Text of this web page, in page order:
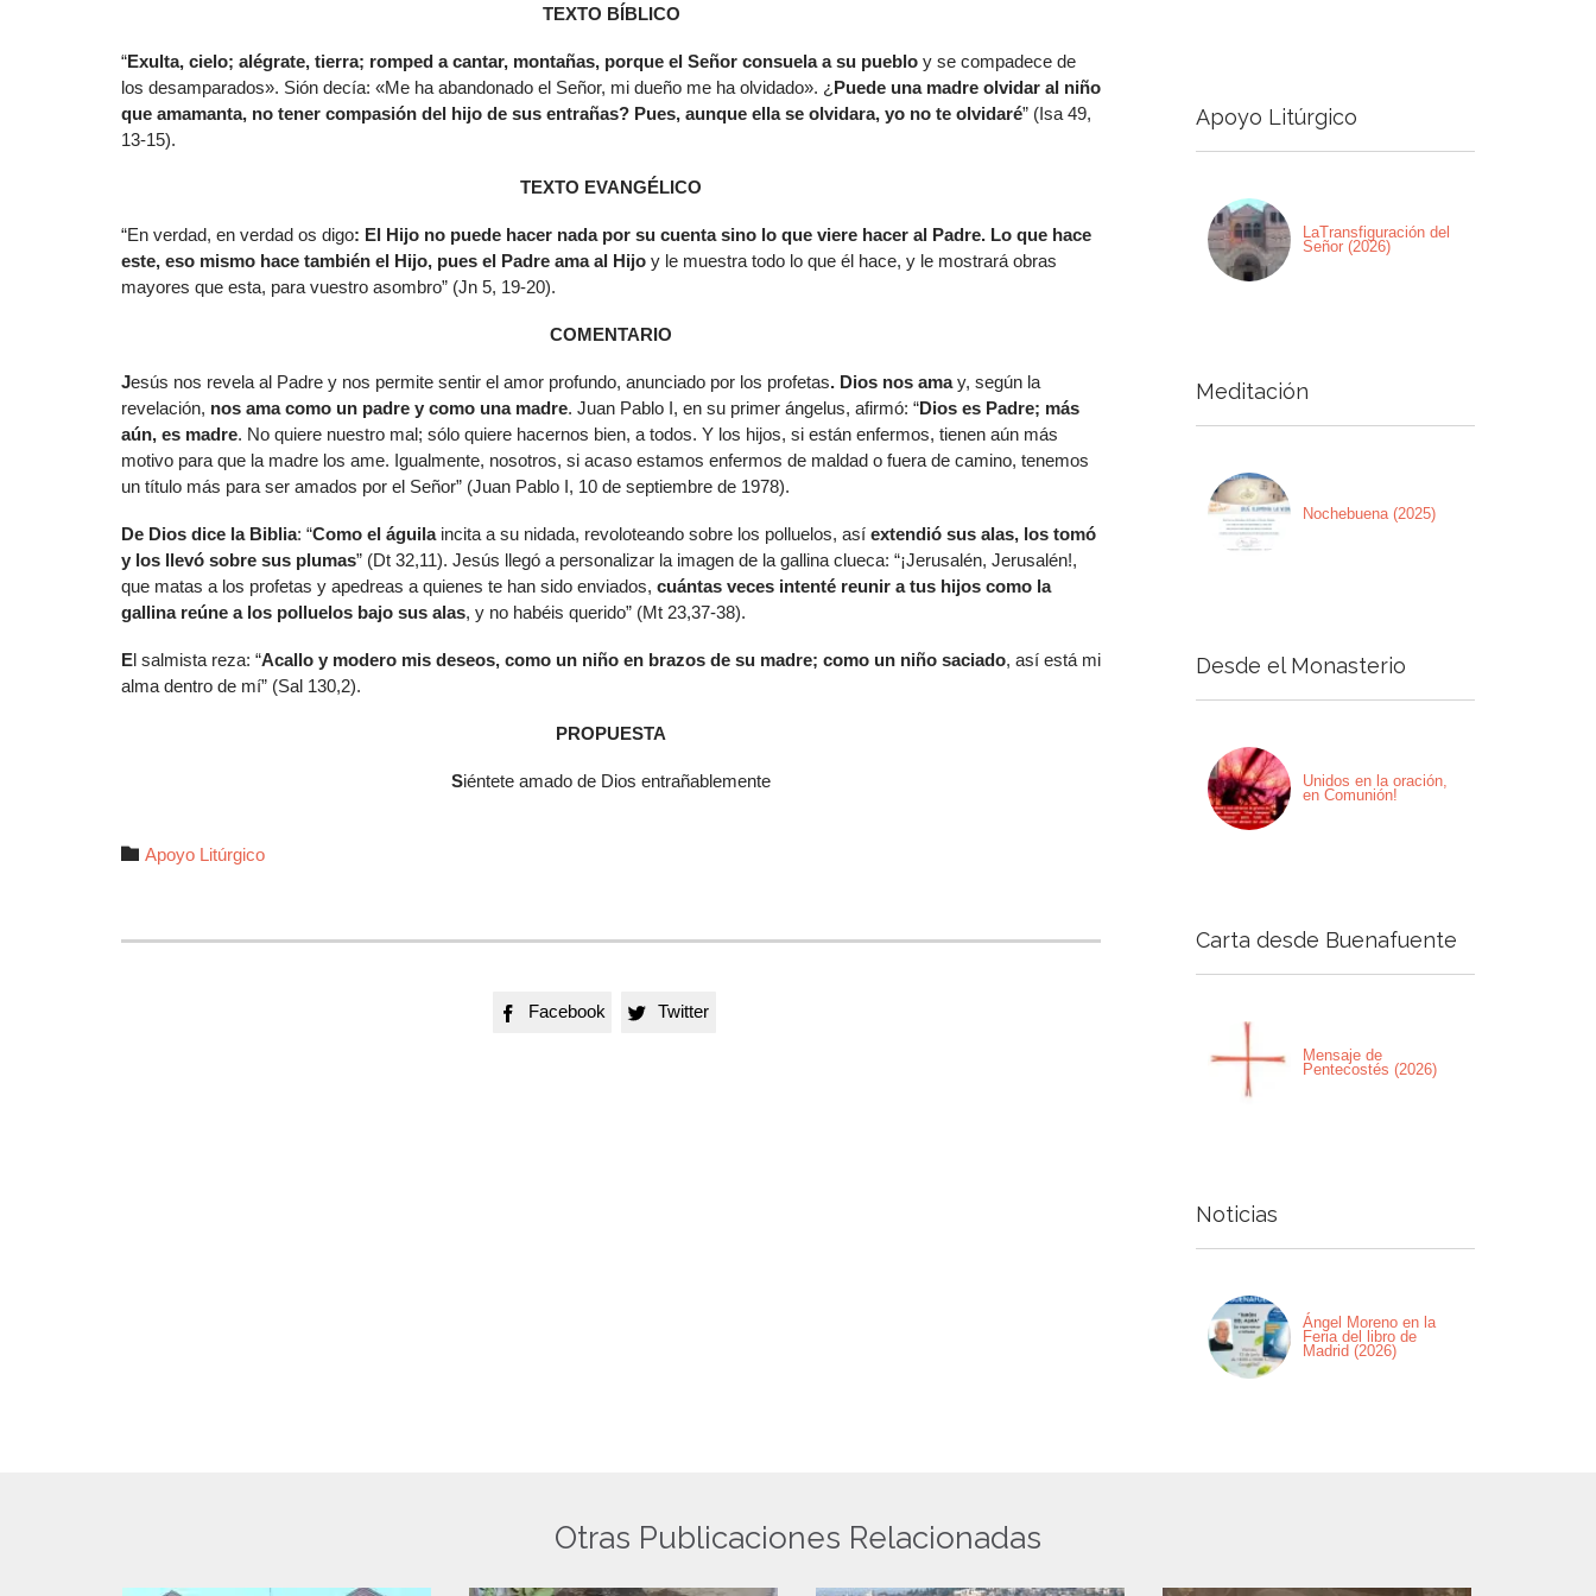
arriba/abajo
para
aumentar
volumen.
TEXTO BÍBLICO
“Exulta, cielo; alégrate, tierra; romped a cantar, montañas, porque el Señor consuela a su pueblo y se compadece de
los desamparados». Sión decía: «Me ha abandonado el Señor, mi dueño me ha olvidado». ¿ Puede una madre olvidar al niño
que amamanta, no tener compasión del hijo de sus entrañas? Pues, aunque ella se olvidara, yo no te olvidaré” (Isa 49,
13-15).
TEXTO EVANGÉLICO
“En verdad, en verdad os digo: El Hijo no puede hacer nada por su cuenta sino lo que viere hacer al Padre. Lo que hace
este, eso mismo hace también el Hijo, pues el Padre ama al Hijo y le muestra todo lo que él hace, y le mostrará obras
mayores que esta, para vuestro asombro” (Jn 5, 19-20).
COMENTARIO
Jesús nos revela al Padre y nos permite sentir el amor profundo, anunciado por los profetas. Dios nos amay, según la
revelación, nos ama como un padre y como una madre. Juan Pablo I, en su primer ángelus, afirmó: “Dios es Padre; más
aún, es madre. No quiere nuestro mal; sólo quiere hacernos bien, a todos. Y los hijos, si están enfermos, tienen aún más
motivo para que la madre los ame. Igualmente, nosotros, si acaso estamos enfermos de maldad o fuera de camino, tenemos
un título más para ser amados por el Señor” (Juan Pablo I, 10 de septiembre de 1978).
De Dios dice la Biblia: “Como el águilaincita a su nidada, revoloteando sobre los polluelos, así extendió sus alas, los tomó
y los llevó sobre sus plumas” (Dt 32,11). Jesús llegó a personalizar la imagen de la gallina clueca: “¡Jerusalén, Jerusalén!,
que matas a los profetas y apedreas a quienes te han sido enviados, cuántas veces intenté reunir a tus hijos como la
gallina reúne a los polluelos bajo sus alas, y no habéis querido” (Mt 23,37-38).
El salmista reza: “Acallo y modero mis deseos, como un niño en brazos de su madre; como un niño saciado, así está mi
alma dentro de mí” (Sal 130,2).
PROPUESTA
Siéntete amado de Dios entrañablemente
 Autor
Apoyo Litúrgico
 Facebook  Twitter
Apoyo Litúrgico
LaTransfiguración del
Señor (2026)
Meditación
Nochebuena (2025)
Desde el Monasterio
Unidos en la oración,
en Comunión!
Carta desde Buenafuente
Mensaje de
Pentecostés (2026)
Noticias
Ángel Moreno en la
Feria del libro de
Madrid (2026)
Otras Publicaciones Relacionadas